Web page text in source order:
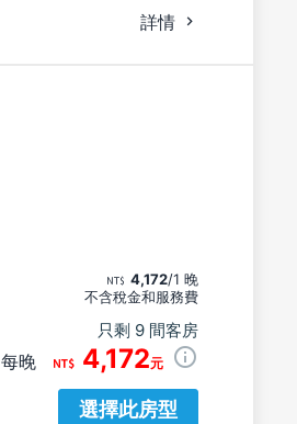
詳情
4,172/1 晚
不含稅金和服務費
只剩 9 間客房
每晚 4,172元
選擇此房型